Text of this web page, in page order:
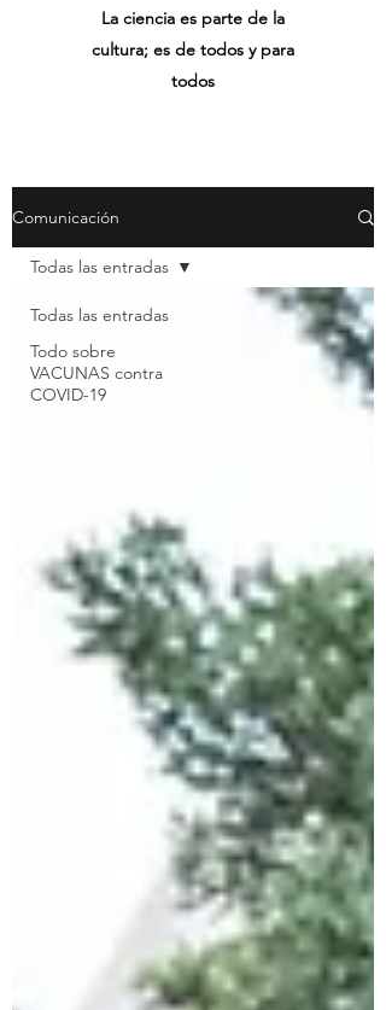
La ciencia es parte de la
cultura; es de todos y para
todos
Comunicación
Todas las entradas
Todo sobre
VACUNAS contra
COVID-19
Todas las entradas